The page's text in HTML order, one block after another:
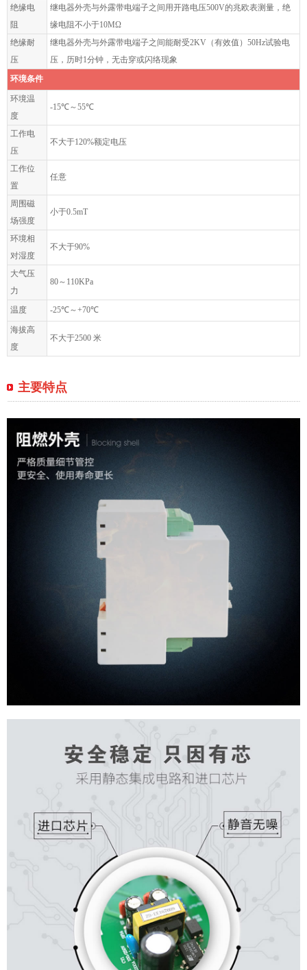
绝缘电
阻
继电器外壳与外露带电端子之间用开路电压500V的兆欧表测量，绝
缘电阻不小于10MΩ
绝缘耐
压
继电器外壳与外露带电端子之间能耐受2KV（有效值）50Hz试验电
压，历时1分钟，无击穿或闪络现象
环境条件
环境温
度
-15℃～55℃
工作电
压
不大于120%额定电压
工作位
置
任意
周围磁
场强度
小于0.5mT
环境相
对湿度
不大于90%
大气压
力
80～110KPa
温度 -25℃～+70℃
海拔高
度
不大于2500 米
主要特点